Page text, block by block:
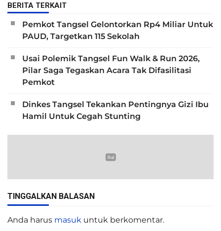
BERITA TERKAIT
Pemkot Tangsel Gelontorkan Rp4 Miliar Untuk
PAUD, Targetkan 115 Sekolah
Usai Polemik Tangsel Fun Walk & Run 2026,
Pilar Saga Tegaskan Acara Tak Difasilitasi
Pemkot
Dinkes Tangsel Tekankan Pentingnya Gizi Ibu
Hamil Untuk Cegah Stunting
TINGGALKAN BALASAN
Anda harus masuk untuk berkomentar.